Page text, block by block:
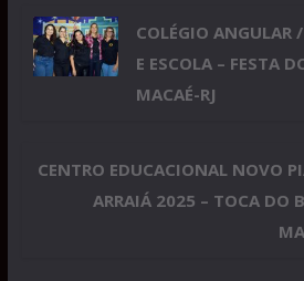
COLÉGIO ANGULAR
E ESCOLA – FESTA
MACAÉ-RJ
CENTRO EDUCACIONAL NOVO
ARRAIÁ 2025 – TOCA DO